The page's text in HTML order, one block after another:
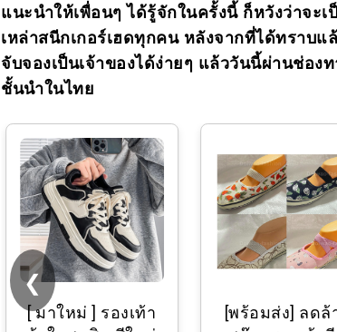
แนะนำให้เพื่อนๆ ได้รู้จักในครั้งนี้ ก็หวังว่าจ
เหล่าสนีกเกอร์เฮดทุกคน หลังจากที่ได้ทราบ
จับจองเป็นเจ้าของได้ง่ายๆ แล้ววันนี้ผ่านช่อง
ชั้นนำในไทย
[ มาใหม่ ] รองเท้า
[พร้อมส่ง] ลดล้
❮